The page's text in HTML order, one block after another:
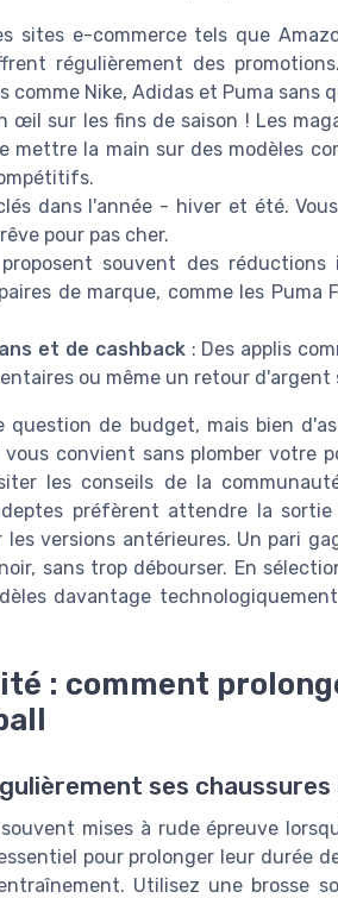
sites e-commerce tels que
régulièrement des
comme Nike, Adidas et Puma sans
œil sur les fins de saison ! Les
mettre la main sur des modèles
dans l'année - hiver et été.
pour pas cher.
souvent des réductions
de marque, comme les Puma
et de cashback: Des applis
ou même un retour d'argent
question de budget, mais bien
convient sans plomber votre
les conseils de la
préfèrent attendre la
les versions antérieures. Un pari
sans trop débourser. En
davantage
: comment
ses
mises à rude épreuve
pour prolonger leur durée
Utilisez une brosse